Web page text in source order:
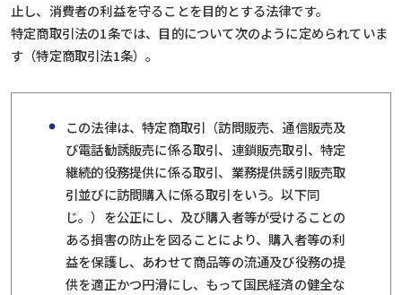
止し、消費者の利益を守ることを目的とする法律です。
特定商取引法の1条では、目的について次のように定められていま
す（特定商取引法1条）。
この法律は、特定商取引（訪問販売、通信販売及
び電話勧誘販売に係る取引、連鎖販売取引、特定
継続的役務提供に係る取引、業務提供誘引販売取
引並びに訪問購入に係る取引をいう。以下同
じ。）を公正にし、及び購入者等が受けることの
ある損害の防止を図ることにより、購入者等の利
益を保護し、あわせて商品等の流通及び役務の提
供を適正かつ円滑にし、もって国民経済の健全な